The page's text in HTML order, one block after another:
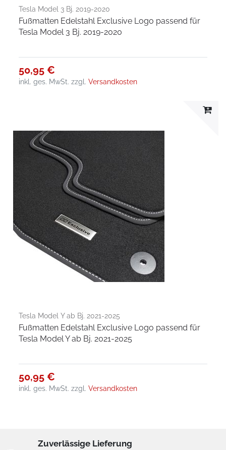
Tesla Model 3 Bj. 2019-2020
Fußmatten Edelstahl Exclusive Logo passend für
Tesla Model 3 Bj. 2019-2020
50,95 €
inkl. ges. MwSt. zzgl.Versandkosten
Tesla Model Y ab Bj. 2021-2025
Fußmatten Edelstahl Exclusive Logo passend für
Tesla Model Y ab Bj. 2021-2025
50,95 €
inkl. ges. MwSt. zzgl.Versandkosten
Zuverlässige Lieferung